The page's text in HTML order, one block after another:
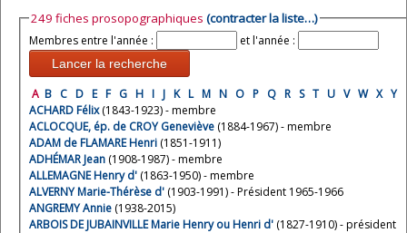
249 fiches prosopographiques (contracter la liste…)
Membres entre l'année : et l'année :
Lancer la recherche
A B C D E F G H I J K L M N O P Q R S T U V W X Y
ACHARD Félix(1843-1923) - membre
ACLOCQUE, ép. de CROY Geneviève (1884-1967) - membre
ADAM de FLAMARE Henri (1851-1911)
ADHÉMAR Jean (1908-1987) - membre
ALLEMAGNE Henry d' (1863-1950) - membre
ALVERNY Marie-Thérèse d' (1903-1991) - Président 1965-1966
ANGREMY Annie (1938-2015)
ARBOIS DE JUBAINVILLE Marie Henry ou Henri d' (1827-1910) - président